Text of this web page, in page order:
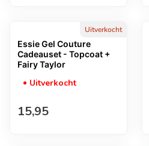
Uitverkocht
Essie Gel Couture
Cadeauset - Topcoat +
Fairy Taylor
Uitverkocht
Normale prijs
15,95